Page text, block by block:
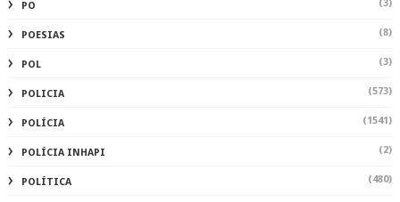
PO (3)
POESIAS (8)
POL (3)
POLICIA (573)
POLÍCIA (1541)
POLÍCIA INHAPI (2)
POLÍTICA (480)